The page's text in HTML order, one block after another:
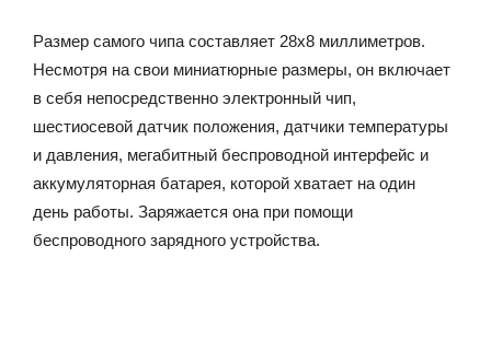
Размер самого чипа составляет 28х8 миллиметров.
Несмотря на свои миниатюрные размеры, он включает
в себя непосредственно электронный чип,
шестиосевой датчик положения, датчики температуры
и давления, мегабитный беспроводной интерфейс и
аккумуляторная батарея, которой хватает на один
день работы. Заряжается она при помощи
беспроводного зарядного устройства.